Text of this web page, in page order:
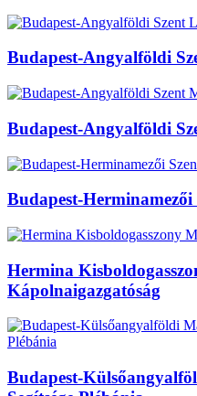
Budapest-Angyalföldi
Budapest-Angyalföldi
Budapest-
Hermina
Kápolnaigazgatóság
Budapest-